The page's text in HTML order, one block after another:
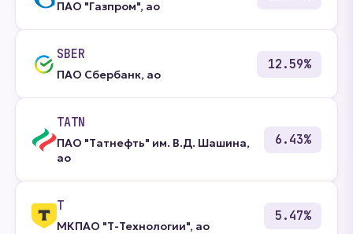
ПАО "Газпром", ао
SBER
ПАО Сбербанк, ао
12.59%
TATN
ПАО "Татнефть" им. В.Д. Шашина,
ао
6.43%
T
МКПАО "Т-Технологии", ао
5.47%